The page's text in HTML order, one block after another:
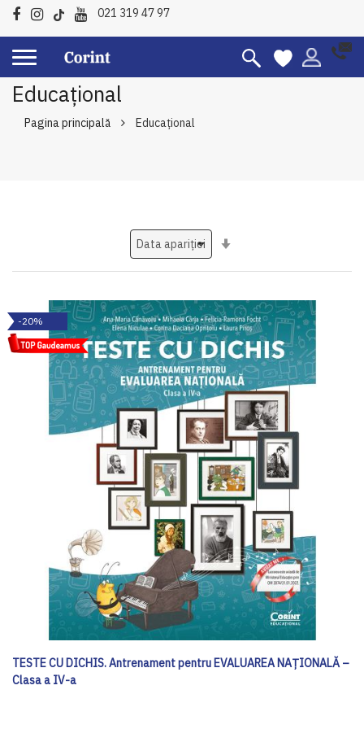
021 319 47 97
Educațional
Pagina principală Educațional
-20%
TESTE CU DICHIS. Antrenament pentru EVALUAREA NAȚIONALĂ –
Clasa a IV-a